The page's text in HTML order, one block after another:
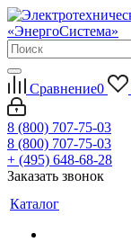
Сравнение0
8 (800) 707-75-03
8 (800) 707-75-03
+ (495) 648-68-28
Заказать звонок
Каталог